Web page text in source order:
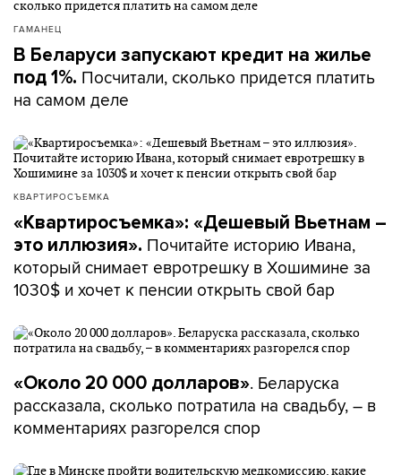
ГАМАНЕЦ
В Беларуси запускают кредит на жилье
под 1%. Посчитали, сколько придется платить
на самом деле
КВАРТИРОСЪЕМКА
«Квартиросъемка»: «Дешевый Вьетнам –
это иллюзия». Почитайте историю Ивана,
который снимает евротрешку в Хошимине за
1030$ и хочет к пенсии открыть свой бар
«Около 20 000 долларов». Беларуска
рассказала, сколько потратила на свадьбу, – в
комментариях разгорелся спор